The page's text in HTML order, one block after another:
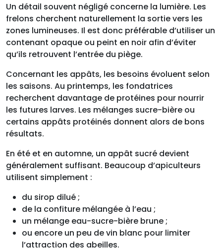
Un détail souvent négligé concerne la lumière. Les
frelons cherchent naturellement la sortie vers les
zones lumineuses. Il est donc préférable d’utiliser un
contenant opaque ou peint en noir afin d’éviter
qu’ils retrouvent l’entrée du piège.
Concernant les appâts, les besoins évoluent selon
les saisons. Au printemps, les fondatrices
recherchent davantage de protéines pour nourrir
les futures larves. Les mélanges sucre-bière ou
certains appâts protéinés donnent alors de bons
résultats.
En été et en automne, un appât sucré devient
généralement suffisant. Beaucoup d’apiculteurs
utilisent simplement :
du sirop dilué ;
de la confiture mélangée à l’eau ;
un mélange eau-sucre-bière brune ;
ou encore un peu de vin blanc pour limiter
l’attraction des abeilles.